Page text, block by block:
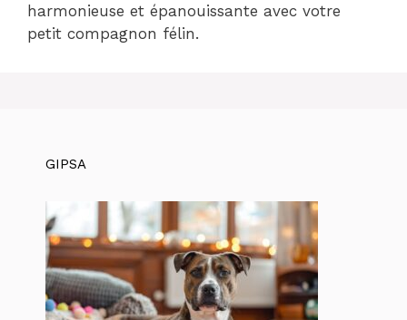
harmonieuse et épanouissante avec votre
petit compagnon félin.
GIPSA